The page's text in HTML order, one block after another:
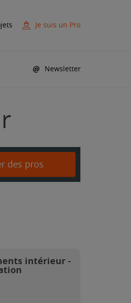
Je suis un Pro
Newsletter
des pros
intérieur -